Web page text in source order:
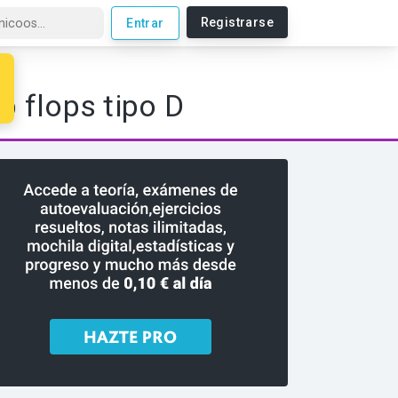
Entrar Registrarse
Física y Química
flops tipo D